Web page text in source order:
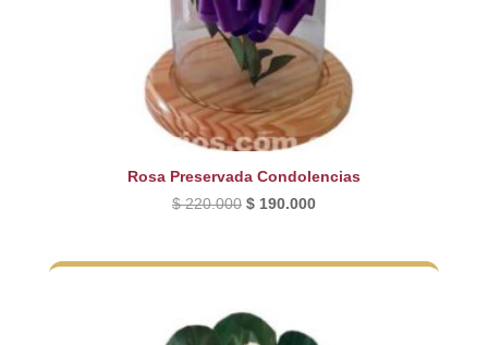
Rosa Preservada Condolencias
$220.000 El
$190.000El